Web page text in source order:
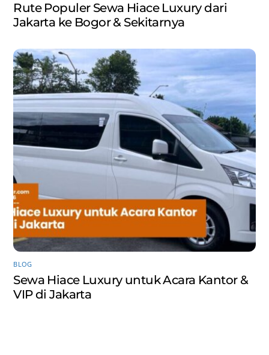
Rute Populer Sewa Hiace Luxury dari
Jakarta ke Bogor & Sekitarnya
BLOG
Sewa Hiace Luxury untuk Acara Kantor &
VIP di Jakarta